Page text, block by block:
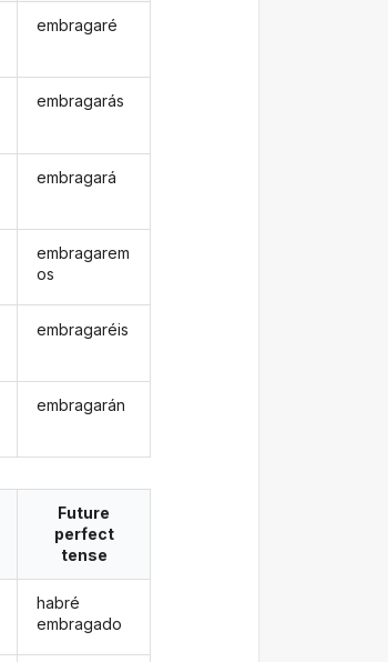
embragaré
embragarás
embragará
embragarem
os
embragaréis
embragarán
Future
perfect
tense
habré
embragado